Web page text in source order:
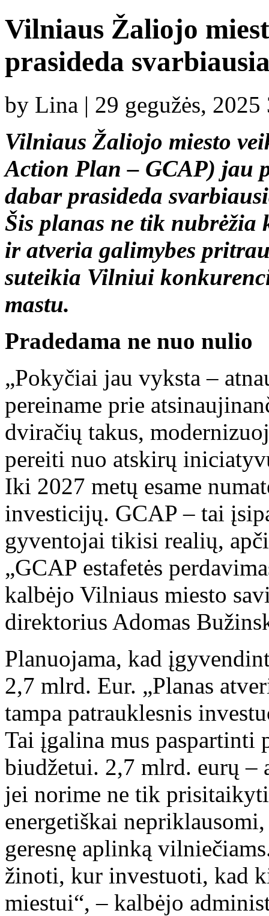
Vilniaus Žaliojo
prasideda
by Lina | 29 gegužės, 2025
Vilniaus Žaliojo miesto
Action Plan – GCAP) jau
dabar prasideda
Šis planas ne tik nubrėžia
ir atveria galimybes
suteikia Vilniui
mastu.
Pradedama ne nuo nulio
„Pokyčiai jau vyksta –
pereiname prie
dviračių takus,
pereiti nuo atskirų
Iki 2027 metų esame
investicijų. GCAP – tai
gyventojai tikisi realių,
„GCAP estafetės
kalbėjo Vilniaus miesto
direktorius Adomas
Planuojama, kad
2,7 mlrd. Eur. „Planas
tampa patrauklesnis
Tai įgalina mus paspartinti
biudžetui. 2,7 mlrd. eurų –
jei norime ne tik
energetiškai
geresnę aplinką
žinoti, kur investuoti, kad
miestui“, – kalbėjo